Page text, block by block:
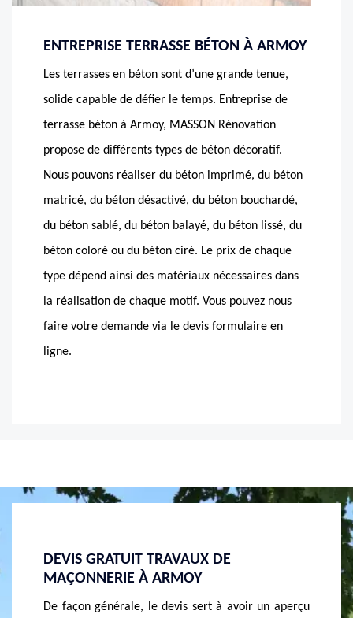
ENTREPRISE TERRASSE BÉTON À ARMOY
Les terrasses en béton sont d’une grande tenue,
solide capable de défier le temps. Entreprise de
terrasse béton à Armoy, MASSON Rénovation
propose de différents types de béton décoratif.
Nous pouvons réaliser du béton imprimé, du béton
matricé, du béton désactivé, du béton bouchardé,
du béton sablé, du béton balayé, du béton lissé, du
béton coloré ou du béton ciré. Le prix de chaque
type dépend ainsi des matériaux nécessaires dans
la réalisation de chaque motif. Vous pouvez nous
faire votre demande via le devis formulaire en
ligne.
ETES-VOUS À LA RECHERCHE D’UN
MAÇON PROFESSIONNEL À ARMOY ?
La majorité des bâtiments sont constitués des Etes-